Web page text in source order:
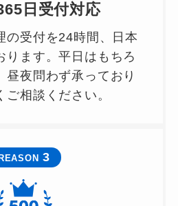
日受付対応
の受付を24時間、日本
ります。平日はもちろ
昼夜問わず承っており
ご相談ください。
REASON 3